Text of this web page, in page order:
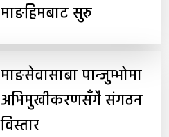
माङहिमबाट सुरु
माङसेवासाबा पान्जुम्भोमा
अभिमुखीकरणसँगै संगठन
विस्तार